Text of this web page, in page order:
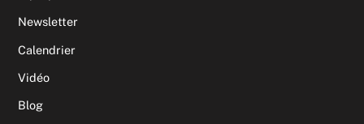
Newsletter
Calendrier
Vidéo
Blog